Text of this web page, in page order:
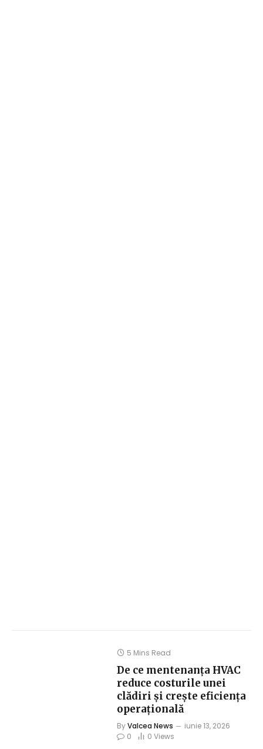
5 Mins Read
De ce mentenanța HVAC
reduce costurile unei
clădiri și crește eficiența
operațională
ByValcea News
iunie 13, 2026
0
0Views